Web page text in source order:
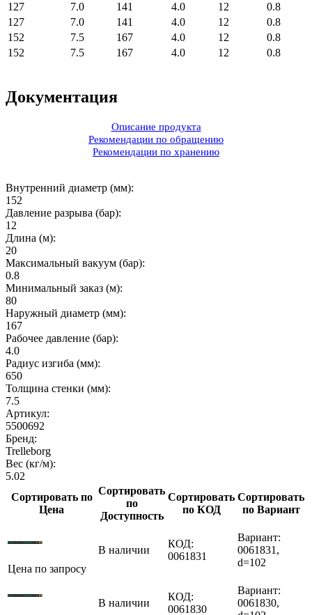
127
7.0 141 4.0 12
0.8
127
7.0 141 4.0 12
0.8
152
7.5 167 4.0 12
0.8
152
7.5 167 4.0 12 0.8
Документация
Описание продукта
Рекомендации по обращению
Рекомендации по хранению
Внутренний диаметр (мм):
152
Давление разрыва (бар):
12
Длина (м):
20
Максимальный вакуум (бар):
0.8
Минимальный заказ (м):
80
Наружный диаметр (мм):
167
Рабочее давление (бар):
4.0
Радиус изгиба (мм):
650
Толщина стенки (мм):
7.5
Артикул:
5500692
Бренд:
Trelleborg
Вес (кг/м):
5.02
Сортировать по
Цена
Сортировать
по
Доступность
Сортировать
по КОД
Сортировать
по Вариант
Цена по запросу
В наличии
КОД:
0061831
Вариант:
0061831,
d=102
В наличии
КОД:
0061830
Вариант:
0061830,